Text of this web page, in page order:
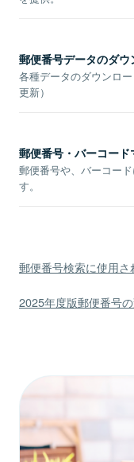
郵便番号データのダウ
各種データのダウンロ
更新）
郵便番号・バーコード
郵便番号や、バーコー
す。
郵便番号検索に使用
2025年度版郵便番号